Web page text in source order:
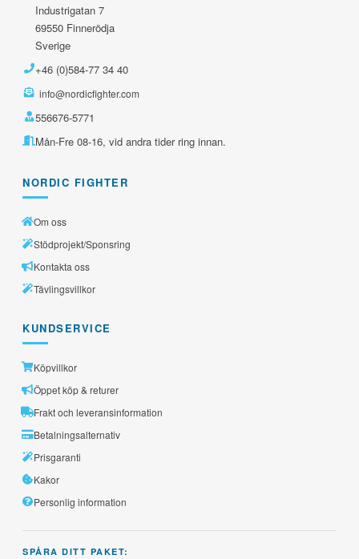
Industrigatan 7
69550 Finnerödja
Sverige
+46 (0)584-77 34 40
info@nordicfighter.com
556676-5771
Mån-Fre 08-16, vid andra tider ring innan.
NORDIC FIGHTER
Om oss
Stödprojekt/Sponsring
Kontakta oss
Tävlingsvillkor
KUNDSERVICE
Köpvillkor
Öppet köp & returer
Frakt och leveransinformation
Betalningsalternativ
Prisgaranti
Kakor
Personlig information
SPÅRA DITT PAKET: